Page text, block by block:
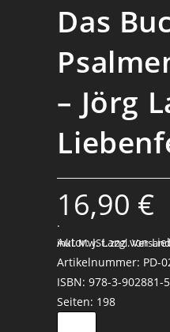
Das
– Jörg
16,90 €
inkl. MwSt.zzgl.
.
Autor: J. Lanz von
Artikelnummer: PD-
ISBN: 978-3-902881-
Seiten: 198